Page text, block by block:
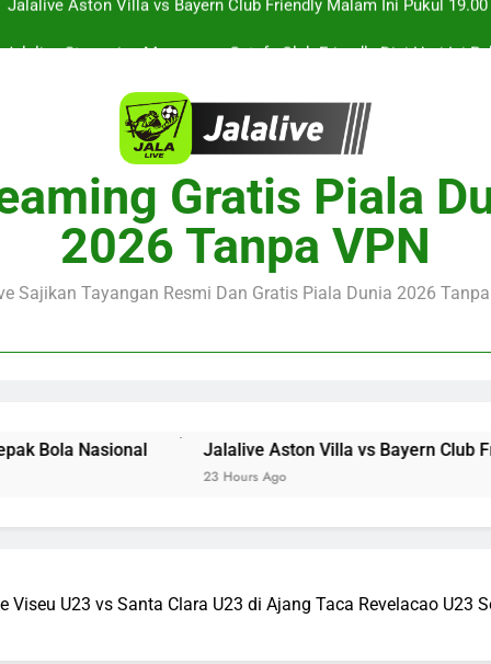
Streaming Singapura vs Indonesia Piala ASEAN Malam Ini
Jalalive Aston Villa vs Bayern Club Friendly Malam Ini Pukul
Persahabatan
Jalalive Streaming Monaco vs Getafe Club Friendly Dini Hari Ini
KuPS vs U Craiova Liga Eropa UEFA Malam Ini Pukul 22.00
Gratis Piala
2026 Tanpa VPN
Sajikan Tayangan Resmi Dan Gratis Piala Dunia 2026
Jalalive Aston Villa vs Bayern Club Friendly Malam
U23 vs Santa Clara U23 di Ajang Taca Revelacao U23